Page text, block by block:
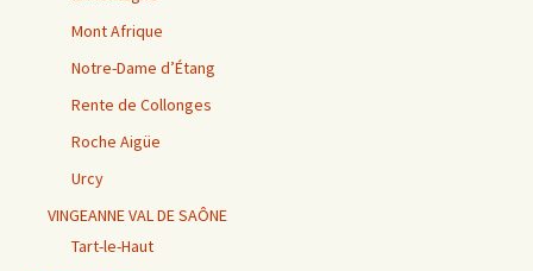
Mont Afrique
Notre-Dame d’Étang
Rente de Collonges
Roche Aigüe
Urcy
VINGEANNE VAL DE SAÔNE
Tart-le-Haut